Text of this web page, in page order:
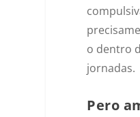
o dentro
jornadas.
Pero